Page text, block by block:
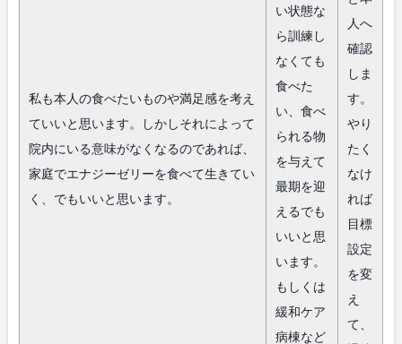
私も本人の食べたいものや満足感を考え
ていいと思います。しかしそれによって
院内にいる意味がなくなるのであれば、
家庭でエナジーゼリーを食べて生きてい
く、でもいいと思います。
い状態な
ら訓練し
なくても
食べた
い、食べ
られる物
を与えて
最期を迎
えるでも
いいと思
います。
もしくは
緩和ケア
病棟など
人へ
確認
しま
す。
やり
たく
なけ
れば
目標
設定
を変
え
て、